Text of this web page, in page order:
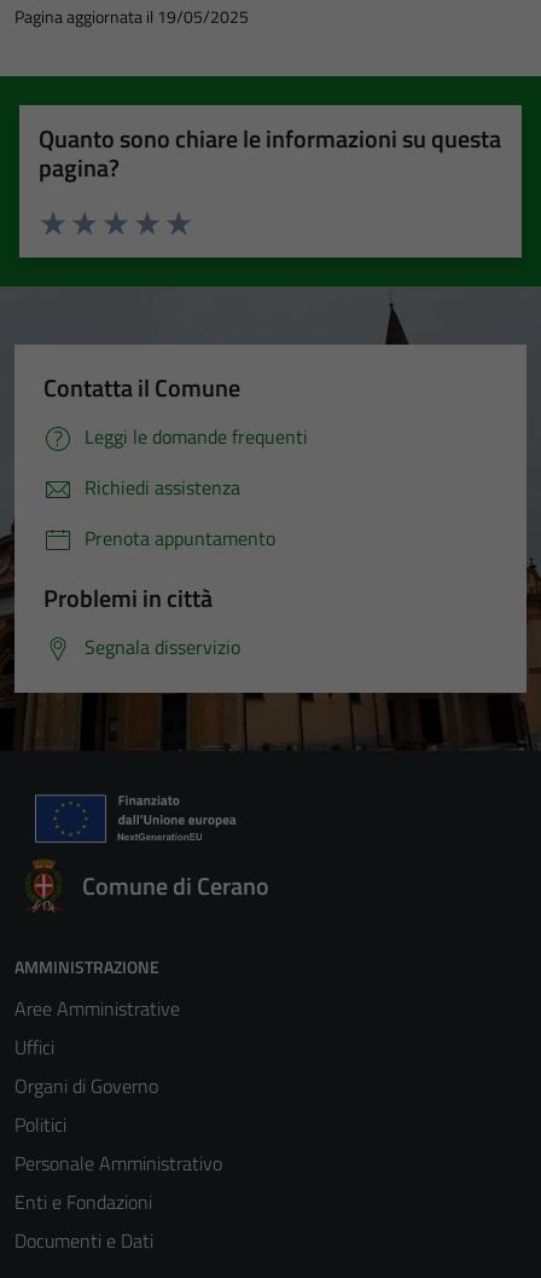
Pagina aggiornata il 19/05/2025
Quanto sono chiare le informazioni su questa
pagina?
Valuta 5 stelle su 5
Valuta 4 stelle su 5
Valuta 3 stelle su 5
Valuta 2 stelle su 5
Valuta 1 stelle su 5
Contatta il Comune
Leggi le domande frequenti
Richiedi assistenza
Prenota appuntamento
Problemi in città
Segnala disservizio
Comune di Cerano
AMMINISTRAZIONE
Aree Amministrative
Uffici
Organi di Governo
Politici
Personale Amministrativo
Enti e Fondazioni
Documenti e Dati